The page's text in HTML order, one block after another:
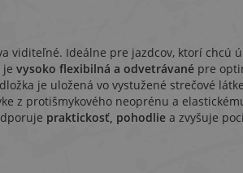
viditeľné. Ideálne pre jazdcov, ktorí chcú
je vysoko flexibilná a odvetrávané pre
je uložená vo vystužené strečové
z protišmykového neoprénu a
praktickosť, pohodlie a zvyšuje